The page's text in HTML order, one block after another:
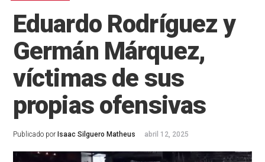
Eduardo Rodríguez y
Germán Márquez,
víctimas de sus
propias ofensivas
Publicado por Isaac Silguero Matheus abril 12, 2025